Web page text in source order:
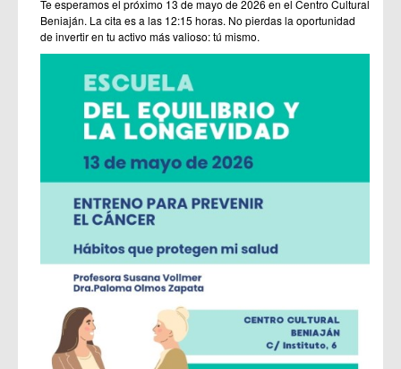
Te esperamos el próximo 13 de mayo de 2026 en el Centro Cultural
Beniaján. La cita es a las 12:15 horas. No pierdas la oportunidad
de invertir en tu activo más valioso: tú mismo.